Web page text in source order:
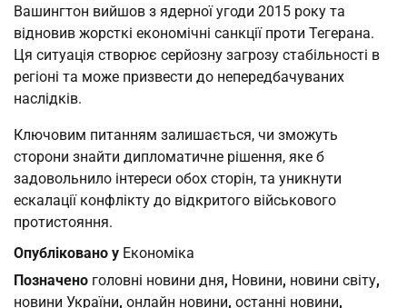
Вашингтон вийшов з ядерної угоди 2015 року та
відновив жорсткі економічні санкції проти Тегерана.
Ця ситуація створює серйозну загрозу стабільності в
регіоні та може призвести до непередбачуваних
наслідків.
Ключовим питанням залишається, чи зможуть
сторони знайти дипломатичне рішення, яке б
задовольнило інтереси обох сторін, та уникнути
ескалації конфлікту до відкритого військового
протистояння.
Опубліковано у Економіка
Позначено головні новини дня, Новини, новини світу,
новини України, онлайн новини, останні новини,